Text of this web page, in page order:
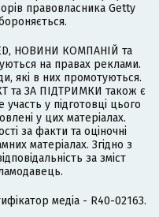
правовласника Getty
НОВИНИ КОМПАНІЙ та
на правах реклами.
які в них промотуються.
та ЗА ПІДТРИМКИ також є
у підготовці цього
у цих матеріалах.
за факти та оціночні
матеріалах. Згідно з
за зміст
медіа - R40-02163.